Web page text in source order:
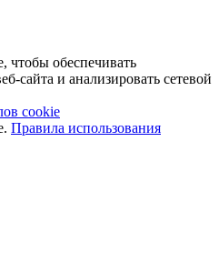
обеспечивать
сайта и анализировать сетевой
cookie
Правила использования